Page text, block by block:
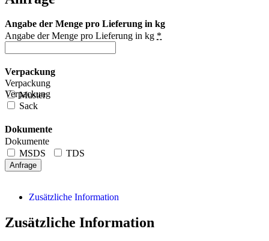
Angabe der Menge pro Lieferung in kg
Angabe der Menge pro Lieferung in kg *
Verpackung
Verpackung
Muster
Verpackung
Sack
Dokumente
Dokumente
MSDS
TDS
Anfrage
Zusätzliche Information
Zusätzliche Information